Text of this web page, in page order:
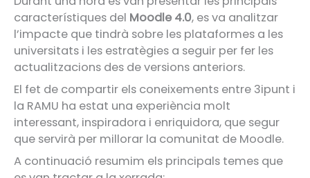
característiques del Moodle 4.0, es va analitzar
l’impacte que tindrà sobre les plataformes a les
universitats i les estratègies a seguir per fer les
actualitzacions des de versions anteriors.
El fet de compartir els coneixements entre 3ipunt i
la RAMU ha estat una experiència molt
interessant, inspiradora i enriquidora, que segur
que servirà per millorar la comunitat de Moodle.
A continuació resumim els principals temes que